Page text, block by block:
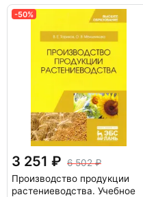
-50%
3 251
6 502
Производство продукции
растениеводства. Учебное